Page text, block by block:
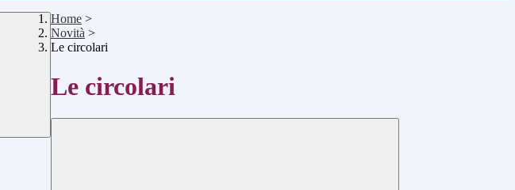
Home >
Novità >
Le circolari
Le circolari